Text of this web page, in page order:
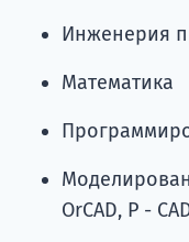
Инженерия
Математика
OrCAD, P -